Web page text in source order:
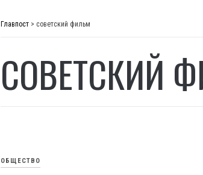
Главпост > советский фильм
СОВЕТСКИЙ
ОБЩЕСТВО